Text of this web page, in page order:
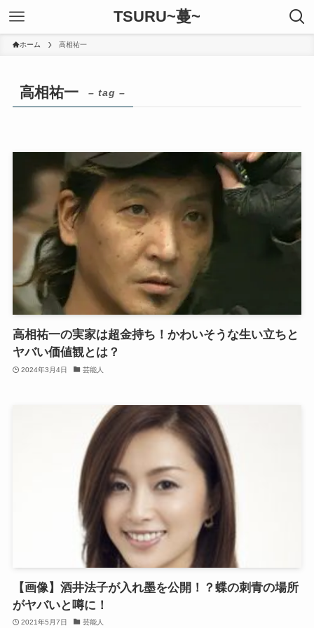
TSURU~蔓~
ホーム 高相祐一
高相祐一 – tag –
高相祐一の実家は超金持ち！かわいそうな生い立ちと
ヤバい価値観とは？
2024年3月4日 芸能人
【画像】酒井法子が入れ墨を公開！？蝶の刺青の場所
がヤバいと噂に！
2021年5月7日 芸能人